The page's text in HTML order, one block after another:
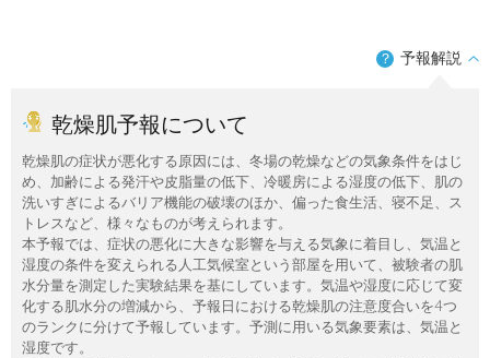
？ 予報解説
乾燥肌予報について
乾燥肌の症状が悪化する原因には、冬場の乾燥などの気象条件をはじ
め、加齢による発汗や皮脂量の低下、冷暖房による湿度の低下、肌の
洗いすぎによるバリア機能の破壊のほか、偏った食生活、寝不足、ス
トレスなど、様々なものが考えられます。
本予報では、症状の悪化に大きな影響を与える気象に着目し、気温と
湿度の条件を変えられる人工気候室という部屋を用いて、被験者の肌
水分量を測定した実験結果を基にしています。気温や湿度に応じて変
化する肌水分の増減から、予報日における乾燥肌の注意度合いを4つ
のランクに分けて予報しています。予測に用いる気象要素は、気温と
湿度です。